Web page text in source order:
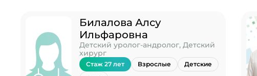
Билалова Алсу
Ильфаровна
Детский уролог-андролог, Детский
хирург
Стаж 27 лет Взрослые
Детские